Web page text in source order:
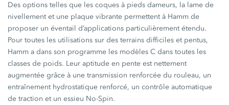
Des options telles que les coques à pieds dameurs, la lame de
nivellement et une plaque vibrante permettent à Hamm de
proposer un éventail d’applications particulièrement étendu.
Pour toutes les utilisations sur des terrains difficiles et pentus,
Hamm a dans son programme les modèles C dans toutes les
classes de poids. Leur aptitude en pente est nettement
augmentée grâce à une transmission renforcée du rouleau, un
entraînement hydrostatique renforcé, un contrôle automatique
de traction et un essieu No-Spin.